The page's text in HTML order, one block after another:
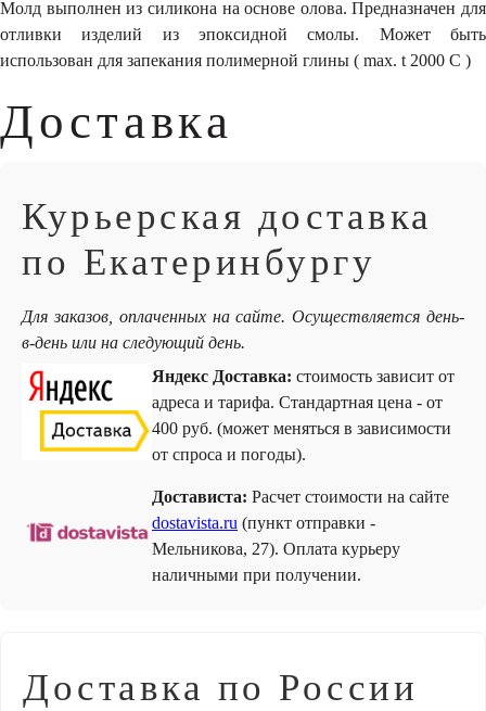
Молд выполнен из силикона на основе олова. Предназначен для
отливки изделий из эпоксидной смолы. Может быть
использован для запекания полимерной глины ( max. t 2000 С )
Доставка
Курьерская доставка
по Екатеринбургу
Для заказов, оплаченных на сайте. Осуществляется день-
в-день или на следующий день.
Яндекс Доставка: стоимость зависит от
адреса и тарифа. Стандартная цена - от
400 руб. (может меняться в зависимости
от спроса и погоды).
Достависта: Расчет стоимости на сайте
dostavista.ru (пункт отправки -
Мельникова, 27). Оплата курьеру
наличными при получении.
Доставка по России